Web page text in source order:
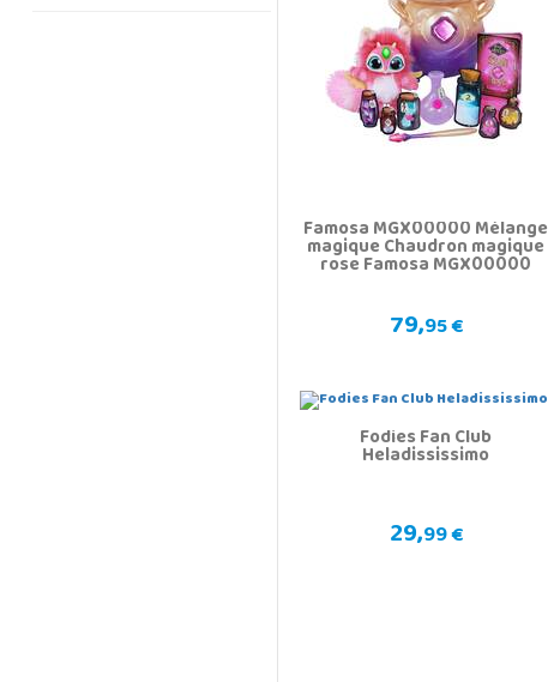
Famosa MGX00000 Mélange
magique Chaudron magique
rose Famosa MGX00000
79,95 €
Fodies Fan Club
Heladississimo
29,99 €